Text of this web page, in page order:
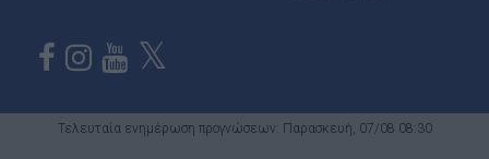
Τελευταία ενημέρωση προγνώσεων: Παρασκευή, 07/08 08:30